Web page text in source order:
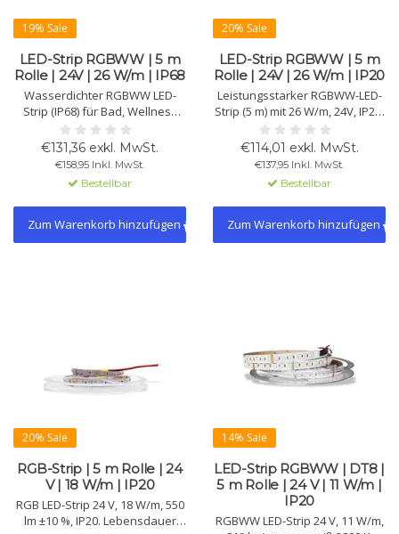
19% Sale
LED-Strip RGBWW | 5 m
Rolle | 24V | 26 W/m | IP68
Wasserdichter RGBWW LED-
Strip (IP68) für Bad, Wellness
oder Outdoor. 24V, 26 W/m,
Warmweiß 2850K, 1400 lm, 96
Chips/m, CRI 71, >50.000 h, 120°,
5050 SMD, mit 3M-Klebeband.
€131,36 exkl. MwSt.
€158,95 Inkl. MwSt.
Bestellbar
Zum Warenkorb hinzufügen
20% Sale
LED-Strip RGBWW | 5 m
Rolle | 24V | 26 W/m | IP20
Leistungsstarker RGBWW-LED-
Strip (5 m) mit 26 W/m, 24V, IP20,
2850 K, 1400 lm ±10 % und 96
Chips/m. Farbige Akzente oder
Warmweiß mit >90 CRI, PWM
dimmbar, >50.000 Std.
Lebensdauer, 3M-Klebeband.
€114,01 exkl. MwSt.
€137,95 Inkl. MwSt.
Bestellbar
Zum Warenkorb hinzufügen
20% Sale
RGB-Strip | 5 m Rolle | 24
V | 18 W/m | IP20
RGB LED-Strip 24 V, 18 W/m, 550
lm ±10 %, IP20. Lebensdauer
14% Sale
LED-Strip RGBWW | DT8 |
5 m Rolle | 24 V | 11 W/m |
IP20
RGBWW LED-Strip 24 V, 11 W/m,